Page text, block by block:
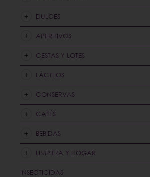
DULCES
APERITIVOS
CESTAS Y LOTES
LÁCTEOS
CONSERVAS
CAFÉS
BEBIDAS
LIMPIEZA Y HOGAR
INSECTICIDAS